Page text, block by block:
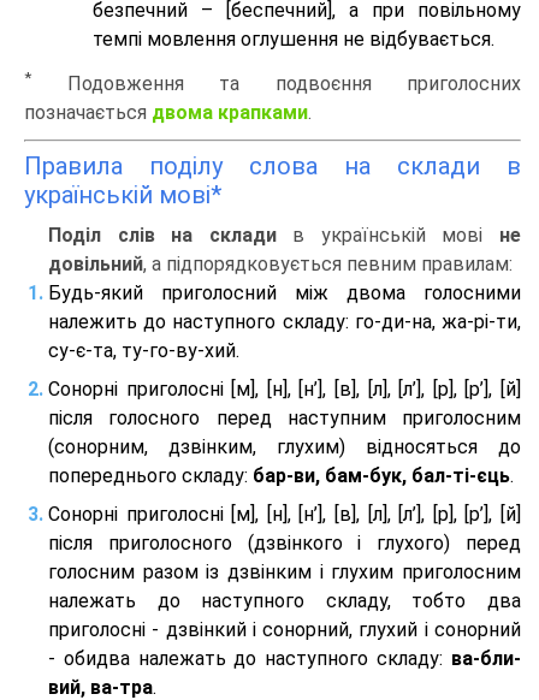
безпечний – [беспечний], а при повільному
темпі мовлення оглушення не відбувається.
*
Подовження та подвоєння приголосних
позначається двома крапками.
Правила поділу слова на склади в
українській мові*
Поділ слів на складив українській мові не
довільний, а підпорядковується певним правилам:
Будь-який приголосний між двома голосними
належить до наступного складу: го-ди-на, жа-рі-ти,
су-є-та, ту-го-ву-хий.
Сонорні приголосні [м], [н], [н’], [в], [л], [л’], [р], [р’], [й]
після голосного перед наступним приголосним
(сонорним, дзвінким, глухим) відносяться до
попереднього складу: бар-ви, бам-бук, бал-ті-єць.
Сонорні приголосні [м], [н], [н’], [в], [л], [л’], [р], [р’], [й]
після приголосного (дзвінкого і глухого) перед
голосним разом із дзвінким і глухим приголосним
належать до наступного складу, тобто два
приголосні - дзвінкий і сонорний, глухий і сонорний
- обидва належать до наступного складу: ва-бли-
вий, ва-тра.